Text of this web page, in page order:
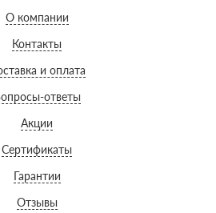
О компании
Контакты
и оплата
ответы
Акции
Сертификаты
Гарантии
Отзывы